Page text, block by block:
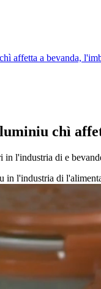
affetta a bevanda,
chì
l'industria di e
in l'industria di